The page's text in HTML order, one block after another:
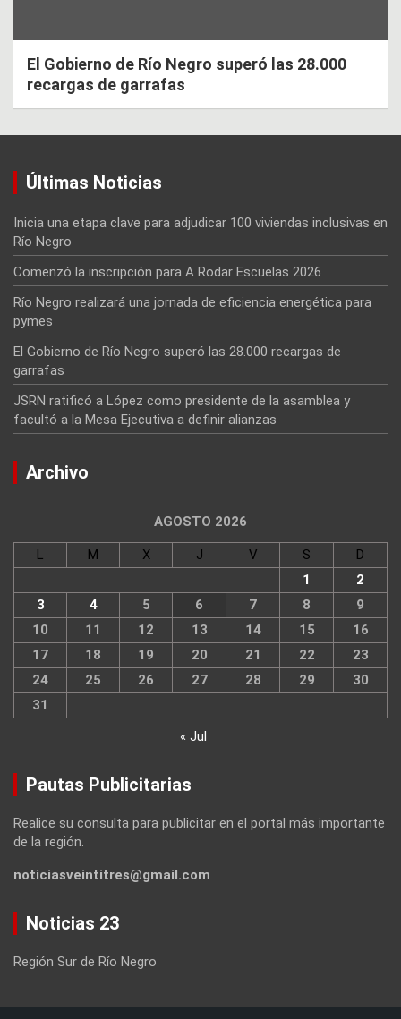
El Gobierno de Río Negro superó las 28.000
recargas de garrafas
Últimas Noticias
Inicia una etapa clave para adjudicar 100 viviendas inclusivas en
Río Negro
Comenzó la inscripción para A Rodar Escuelas 2026
Río Negro realizará una jornada de eficiencia energética para
pymes
El Gobierno de Río Negro superó las 28.000 recargas de
garrafas
JSRN ratificó a López como presidente de la asamblea y
facultó a la Mesa Ejecutiva a definir alianzas
Archivo
AGOSTO 2026
L M X J V S
D
1
2
3
4 5 6 7 8
9
10
11 12 13 14 15
16
17
18 19 20 21 22
23
24
25 26 27 28 29
30
31
« Jul
Pautas Publicitarias
Realice su consulta para publicitar en el portal más importante
de la región.
noticiasveintitres@gmail.com
Noticias 23
Región Sur de Río Negro